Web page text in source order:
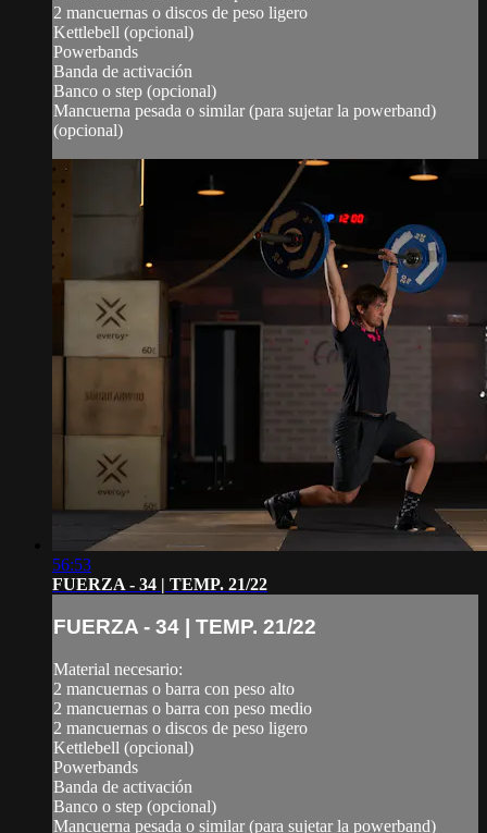
2 mancuernas o discos de peso ligero
Kettlebell (opcional)
Powerbands
Banda de activación
Banco o step (opcional)
Mancuerna pesada o similar (para sujetar la powerband)
(opcional)
56:53
FUERZA - 34 | TEMP. 21/22
FUERZA - 34 | TEMP. 21/22
Material necesario:
2 mancuernas o barra con peso alto
2 mancuernas o barra con peso medio
2 mancuernas o discos de peso ligero
Kettlebell (opcional)
Powerbands
Banda de activación
Banco o step (opcional)
Mancuerna pesada o similar (para sujetar la powerband)